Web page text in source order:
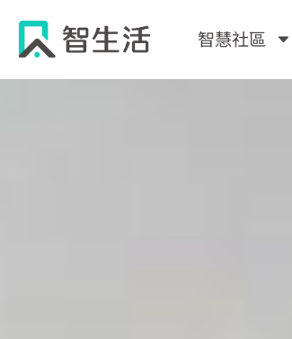
要
智慧社區